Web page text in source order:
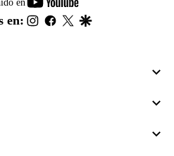
en
footer
en: instagram
facebook
twitter